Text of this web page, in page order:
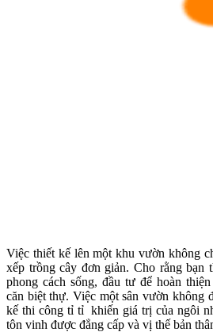
Việc thiết kế lên một khu vườn không
xếp trồng cây đơn giản. Cho rằng bạn
phong cách sống, đầu tư để hoàn
căn biệt thự. Việc một sân vườn không
kế thi công tỉ tỉ khiến giá trị của ngôi
tôn vinh được đẳng cấp và vị thế bản